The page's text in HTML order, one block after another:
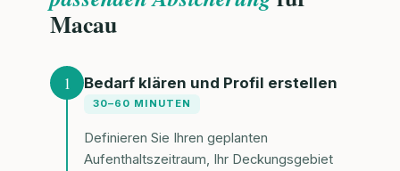
Macau
1 Bedarf klären und Profil erstellen
30–60 MINUTEN
Definieren Sie Ihren geplanten
Aufenthaltszeitraum, Ihr Deckungsgebiet